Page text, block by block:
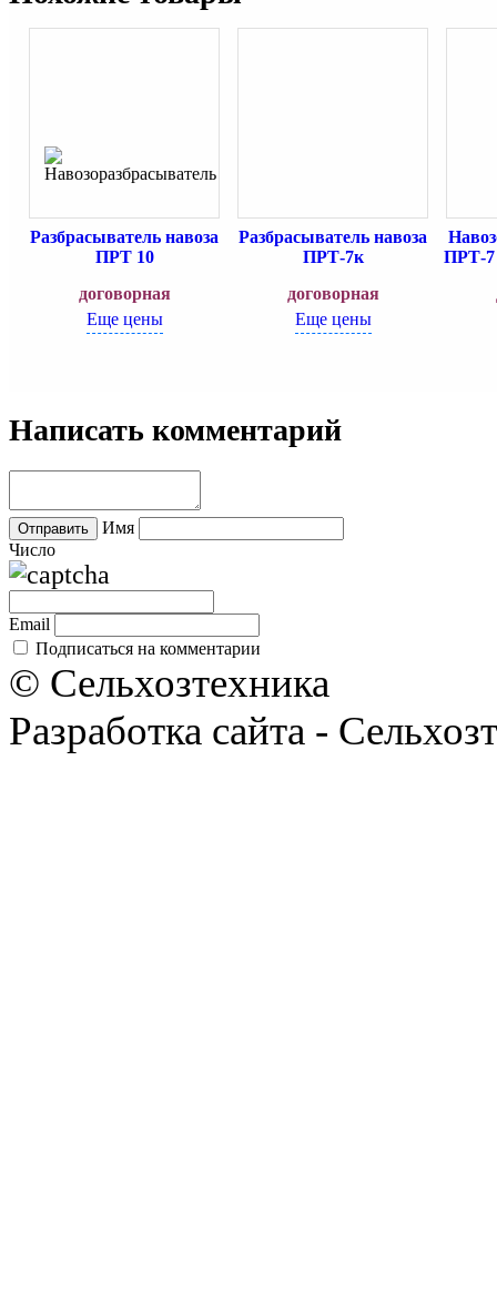
Разбрасыватель навоза
ПРТ 10
договорная
Еще цены
Разбрасыватель навоза
ПРТ-7к
договорная
Еще цены
ПРТ-7
Написать комментарий
Имя
Число
Email
Подписаться на комментарии
© Сельхозтехника
Разработка сайта -